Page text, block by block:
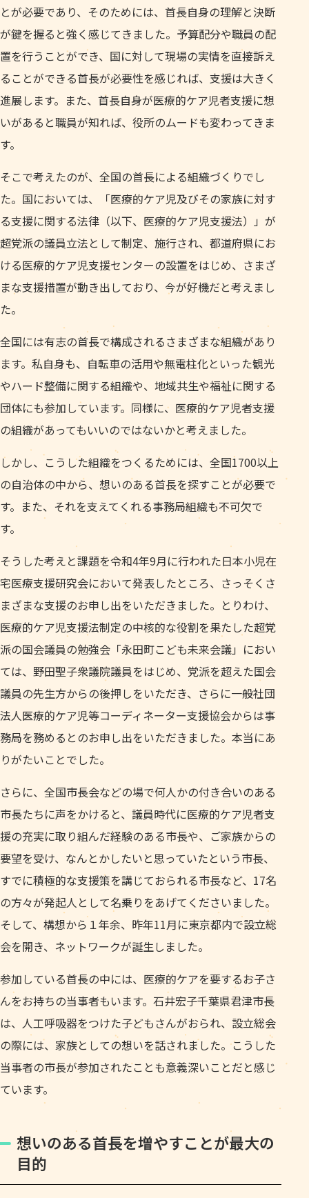
とが必要であり、そのためには、首長自身の理解と決断
が鍵を握ると強く感じてきました。予算配分や職員の配
置を行うことができ、国に対して現場の実情を直接訴え
ることができる首長が必要性を感じれば、支援は大きく
進展します。また、首長自身が医療的ケア児者支援に想
いがあると職員が知れば、役所のムードも変わってきま
す。
そこで考えたのが、全国の首長による組織づくりでし
た。国においては、「医療的ケア児及びその家族に対す
る支援に関する法律（以下、医療的ケア児支援法）」が
超党派の議員立法として制定、施行され、都道府県にお
ける医療的ケア児支援センターの設置をはじめ、さまざ
まな支援措置が動き出しており、今が好機だと考えまし
た。
全国には有志の首長で構成されるさまざまな組織があり
ます。私自身も、自転車の活用や無電柱化といった観光
やハード整備に関する組織や、地域共生や福祉に関する
団体にも参加しています。同様に、医療的ケア児者支援
の組織があってもいいのではないかと考えました。
しかし、こうした組織をつくるためには、全国1700以上
の自治体の中から、想いのある首長を探すことが必要で
す。また、それを支えてくれる事務局組織も不可欠で
す。
そうした考えと課題を令和4年9月に行われた日本小児在
宅医療支援研究会において発表したところ、さっそくさ
まざまな支援のお申し出をいただきました。とりわけ、
医療的ケア児支援法制定の中核的な役割を果たした超党
派の国会議員の勉強会「永田町こども未来会議」におい
ては、野田聖子衆議院議員をはじめ、党派を超えた国会
議員の先生方からの後押しをいただき、さらに一般社団
法人医療的ケア児等コーディネーター支援協会からは事
務局を務めるとのお申し出をいただきました。本当にあ
りがたいことでした。
さらに、全国市長会などの場で何人かの付き合いのある
市長たちに声をかけると、議員時代に医療的ケア児者支
援の充実に取り組んだ経験のある市長や、ご家族からの
要望を受け、なんとかしたいと思っていたという市長、
すでに積極的な支援策を講じておられる市長など、17名
の方々が発起人として名乗りをあげてくださいました。
そして、構想から１年余、昨年11月に東京都内で設立総
会を開き、ネットワークが誕生しました。
参加している首長の中には、医療的ケアを要するお子さ
んをお持ちの当事者もいます。石井宏子千葉県君津市長
は、人工呼吸器をつけた子どもさんがおられ、設立総会
の際には、家族としての想いを話されました。こうした
当事者の市長が参加されたことも意義深いことだと感じ
ています。
想いのある首長を増やすことが最大の
目的